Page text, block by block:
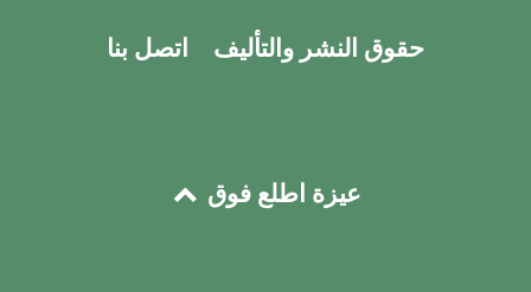
حقوق النشر والتأليف اتصل بنا
عيزة اطلع فوق